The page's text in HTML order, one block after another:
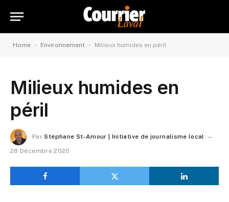
Home - Environnement - Milieux humides en péril
Milieux humides en
péril
Par Stéphane St-Amour | Initiative de journalisme local
28 Décembre 2020